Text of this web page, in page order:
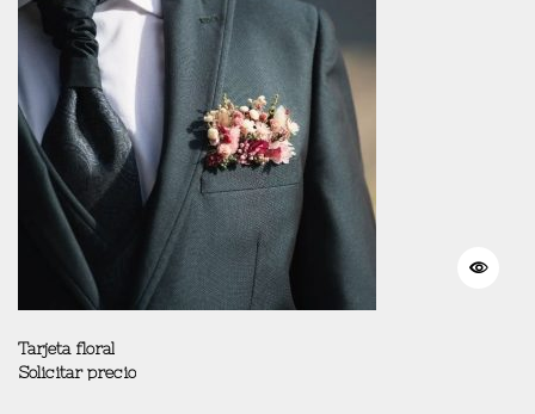
Tarjeta floral
Solicitar precio